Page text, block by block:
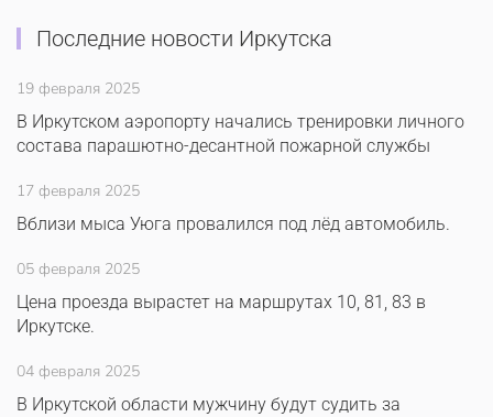
Последние новости Иркутска
19 февраля 2025
В Иркутском аэропорту начались тренировки личного
состава парашютно-десантной пожарной службы
17 февраля 2025
Вблизи мыса Уюга провалился под лёд автомобиль.
05 февраля 2025
Цена проезда вырастет на маршрутах 10, 81, 83 в
Иркутске.
04 февраля 2025
В Иркутской области мужчину будут судить за